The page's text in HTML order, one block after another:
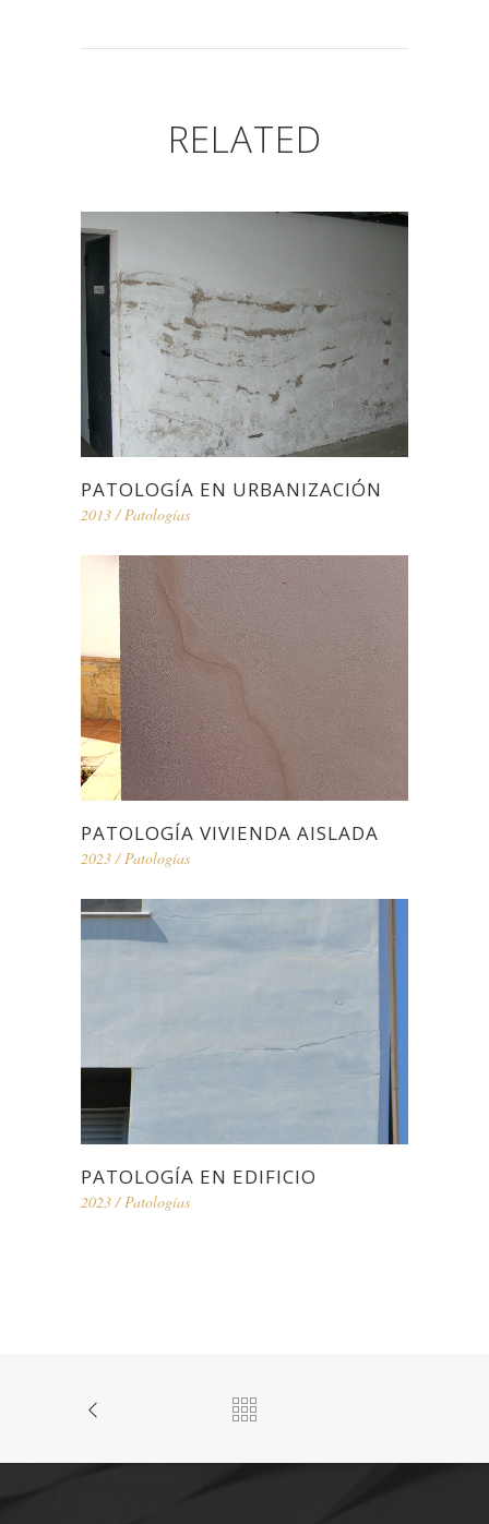
RELATED
PATOLOGÍA EN URBANIZACIÓN
2013 /Patologías
PATOLOGÍA VIVIENDA AISLADA
2023 /Patologías
PATOLOGÍA EN EDIFICIO
2023 /Patologías